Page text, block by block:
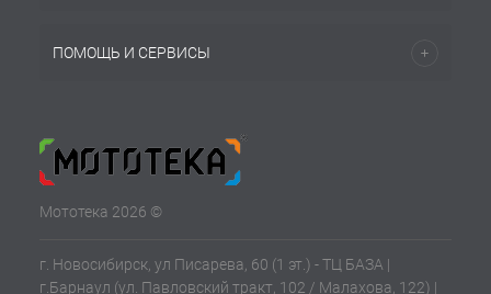
ПОМОЩЬ И СЕРВИСЫ
Мототека 2026 ©
г. Новосибирск, ул Писарева, 60 (1 эт.) - ТЦ БАЗА |
г.Барнаул (ул. Павловский тракт, 102 / Малахова, 122) |